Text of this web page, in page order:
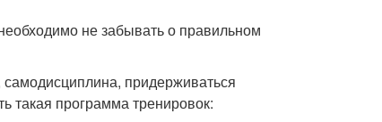
не забывать о правильном
самодисциплина, придерживаться
такая программа тренировок: